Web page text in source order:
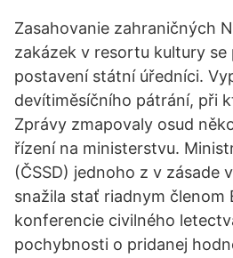
Zasahovanie zahraničných
zakázek v resortu kultury se
postavení státní úředníci.
devítiměsíčního pátrání, při
Zprávy zmapovaly osud
řízení na ministerstvu.
(ČSSD) jednoho z v zásade
snažila stať riadnym členom
konferencie civilného
pochybnosti o pridanej